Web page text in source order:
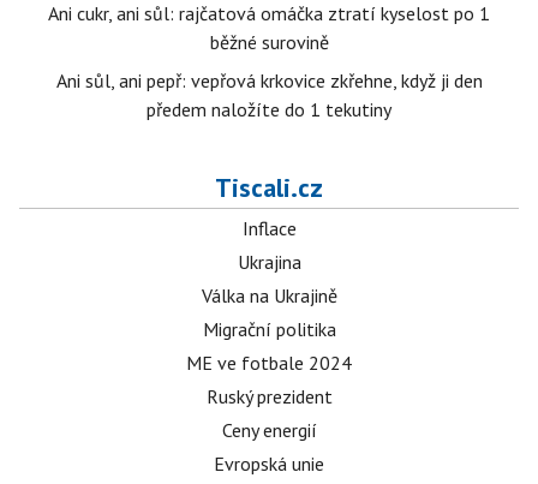
Ani cukr, ani sůl: rajčatová omáčka ztratí kyselost po 1
běžné surovině
Ani sůl, ani pepř: vepřová krkovice zkřehne, když ji den
předem naložíte do 1 tekutiny
Tiscali.cz
Inflace
Ukrajina
Válka na Ukrajině
Migrační politika
ME ve fotbale 2024
Ruský prezident
Ceny energií
Evropská unie